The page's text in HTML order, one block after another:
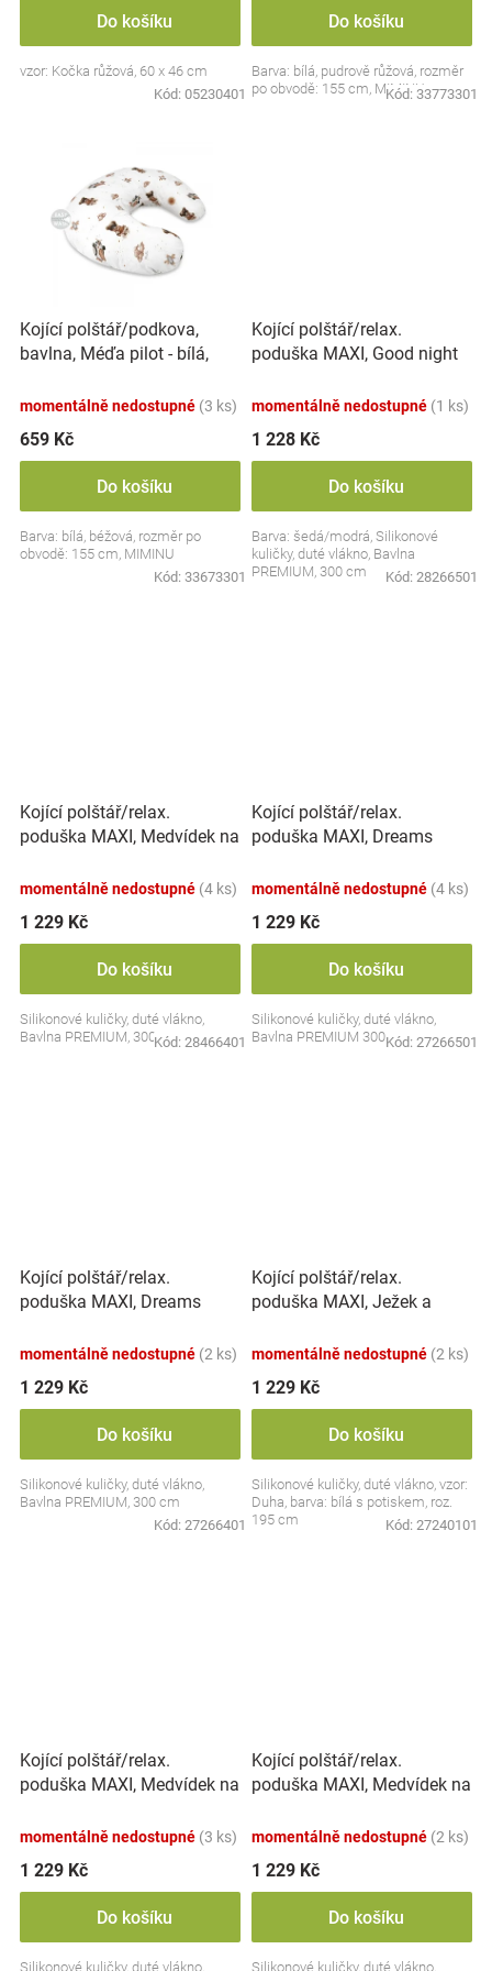
Blog
Přihlášení
Do košíku
vzor: Kočka růžová, 60 x 46 cm
Kód: 05230401
Do košíku
Barva: bílá, pudrově růžová, rozměr
po obvodě: 155 cm, MIMINU
Kód: 33773301
Kojící polštář/podkova,
bavlna, Méďa pilot - bílá,
momentálně nedostupné (3 ks)
659 Kč
Do košíku
Barva: bílá, béžová, rozměr po
obvodě: 155 cm, MIMINU
Kód: 33673301
Kojící polštář/relax.
poduška MAXI, Good night
momentálně nedostupné (1 ks)
1 228 Kč
Do košíku
Barva: šedá/modrá, Silikonové
kuličky, duté vlákno, Bavlna
PREMIUM, 300 cm
Kód: 28266501
Kojící polštář/relax.
poduška MAXI, Medvídek na
momentálně nedostupné (4 ks)
1 229 Kč
Do košíku
Silikonové kuličky, duté vlákno,
Bavlna PREMIUM, 300 cm
Kód: 28466401
Kojící polštář/relax.
poduška MAXI, Dreams
momentálně nedostupné (4 ks)
1 229 Kč
Do košíku
Silikonové kuličky, duté vlákno,
Bavlna PREMIUM 300 cm
Kód: 27266501
Kojící polštář/relax.
poduška MAXI, Dreams
momentálně nedostupné (2 ks)
1 229 Kč
Do košíku
Silikonové kuličky, duté vlákno,
Bavlna PREMIUM, 300 cm
Kód: 27266401
Kojící polštář/relax.
poduška MAXI, Ježek a
momentálně nedostupné (2 ks)
1 229 Kč
Do košíku
Silikonové kuličky, duté vlákno, vzor:
Duha, barva: bílá s potiskem, roz.
195 cm
Kód: 27240101
Kojící polštář/relax.
poduška MAXI, Medvídek na
momentálně nedostupné (3 ks)
1 229 Kč
Do košíku
Silikonové kuličky, duté vlákno,
Kojící polštář/relax.
poduška MAXI, Medvídek na
momentálně nedostupné (2 ks)
1 229 Kč
Do košíku
Silikonové kuličky, duté vlákno,